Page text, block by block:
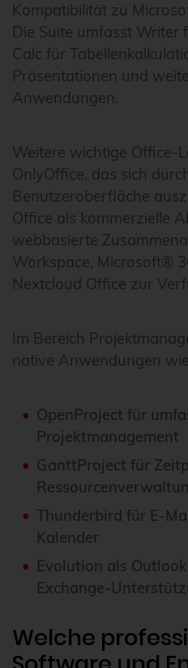
Kompatibilität zu
Die Suite umfasst Writer
Calc für
Präsentationen und
Anwendungen.
Weitere wichtige Office-
OnlyOffice, das sich
Benutzeroberfläche
Office als kommerzielle
webbasierte
Workspace, Microsoft®
Nextcloud Office zur
Im Bereich
native Anwendungen
OpenProject für
Projektmanagement
GanttProject für
Thunderbird für E-
Kalender
Evolution als
Exchange-
Welche